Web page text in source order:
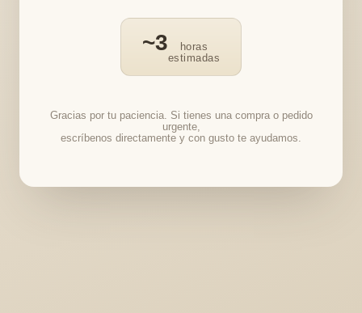
~3
horas
estimadas
Gracias por tu paciencia. Si tienes una compra o pedido
urgente,
escríbenos directamente y con gusto te ayudamos.